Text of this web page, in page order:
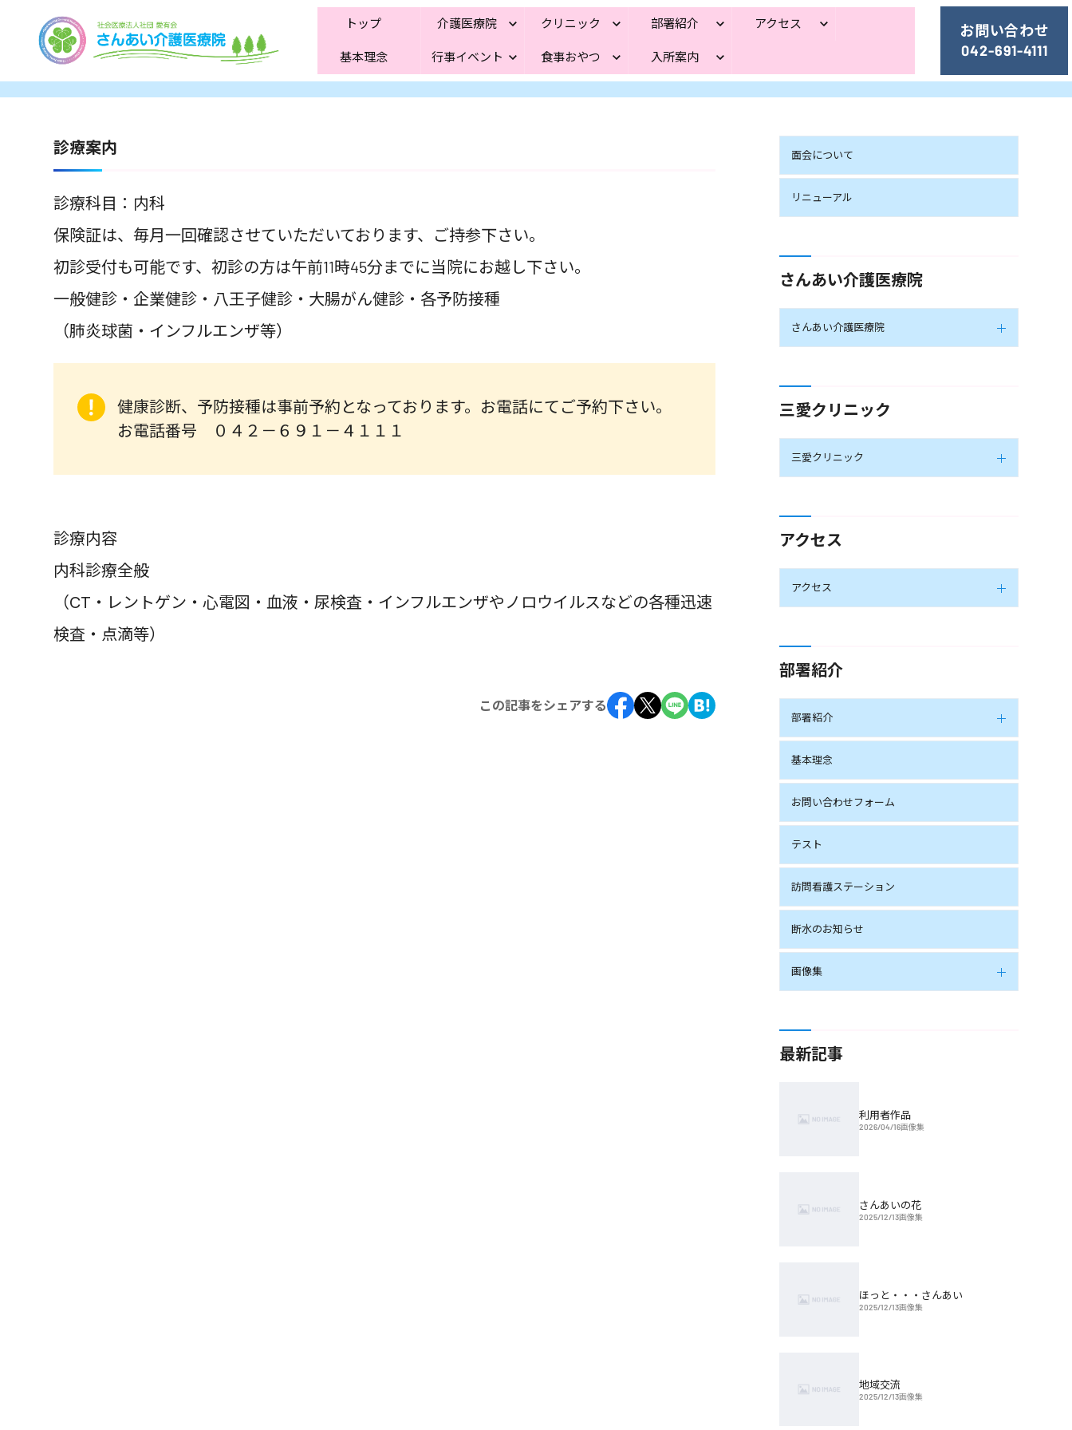
トップ 介護医療院 クリニック 部署紹介 アクセス
基本理念 行事イベント 食事おやつ 入所案内
お問い合わせ
042-691-4111
診療案内
診療科目：内科
保険証は、毎月一回確認させていただいております、ご持参下さい。
初診受付も可能です、初診の方は午前11時45分までに当院にお越し下さい。
一般健診・企業健診・八王子健診・大腸がん健診・各予防接種
（肺炎球菌・インフルエンザ等）
健康診断、予防接種は事前予約となっております。お電話にてご予約下さい。
お電話番号 ０４２－６９１－４１１１
診療内容
内科診療全般
（CT・レントゲン・心電図・血液・尿検査・インフルエンザやノロウイルスなどの各種迅速
検査・点滴等）
この記事をシェアする
面会について
リニューアル
さんあい介護医療院
さんあい介護医療院
三愛クリニック
三愛クリニック
アクセス
アクセス
部署紹介
部署紹介
基本理念
お問い合わせフォーム
テスト
訪問看護ステーション
断水のお知らせ
画像集
最新記事
利用者作品
2026/04/16画像集
さんあいの花
2025/12/13画像集
ほっと・・・さんあい
2025/12/13画像集
地域交流
2025/12/13画像集